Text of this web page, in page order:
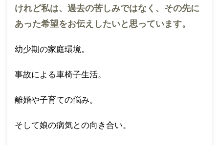
けれど私は、過去の苦しみではなく、その先に
あった希望をお伝えしたいと思っています。
幼少期の家庭環境。
事故による車椅子生活。
離婚や子育ての悩み。
そして娘の病気との向き合い。